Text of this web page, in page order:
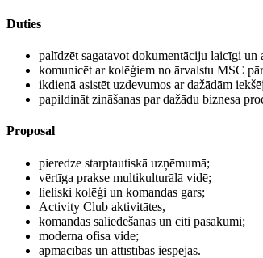
Duties
palīdzēt sagatavot dokumentāciju laicīgi un
komunicēt ar kolēģiem no ārvalstu MSC
ikdienā asistēt uzdevumos ar dažādām
papildināt zināšanas par dažādu biznesa
Proposal
pieredze starptautiskā uzņēmumā;
vērtīga prakse multikulturālā vidē;
lieliski kolēģi un komandas gars;
Activity Club aktivitātes,
komandas saliedēšanas un citi pasākumi;
moderna ofisa vide;
apmācības un attīstības iespējas.